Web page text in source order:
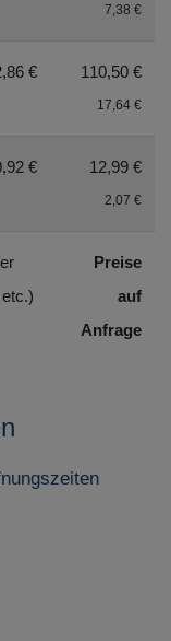
7,38 €
€ 110,50 €
17,64 €
€ 12,99 €
2,07 €
Preise
auf
Anfrage